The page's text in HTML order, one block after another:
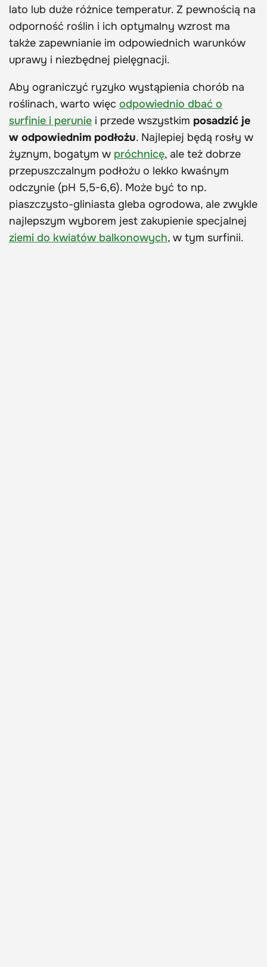
lato lub duże różnice temperatur. Z pewnością na
odporność roślin i ich optymalny wzrost ma
także zapewnianie im odpowiednich warunków
uprawy i niezbędnej pielęgnacji.
Aby ograniczyć ryzyko wystąpienia chorób na
roślinach, warto więc odpowiednio dbać o
surfinie i perunie i przede wszystkim posadzić je
w odpowiednim podłożu. Najlepiej będą rosły w
żyznym, bogatym w próchnicę, ale też dobrze
przepuszczalnym podłożu o lekko kwaśnym
odczynie (pH 5,5-6,6). Może być to np.
piaszczysto-gliniasta gleba ogrodowa, ale zwykle
najlepszym wyborem jest zakupienie specjalnej
ziemi do kwiatów balkonowych, w tym surfinii.